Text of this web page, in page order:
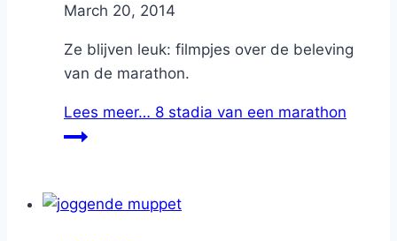
ByNicole
March 20, 2014
Ze blijven leuk: filmpjes over de beleving
van de marathon.
Lees meer… 8 stadia van een marathon